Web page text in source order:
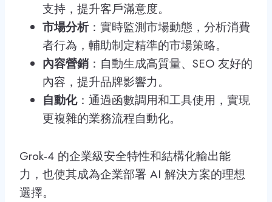
支持，提升客戶滿意度。
市場分析：實時監測市場動態，分析消費
者行為，輔助制定精準的市場策略。
內容營銷 ：自動生成高質量、SEO 友好的
內容，提升品牌影響力。
自動化：通過函數調用和工具使用，實現
更複雜的業務流程自動化。
Grok-4 的企業級安全特性和結構化輸出能
力，也使其成為企業部署 AI 解決方案的理想
選擇。